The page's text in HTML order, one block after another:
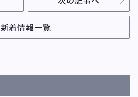
新着情報一覧